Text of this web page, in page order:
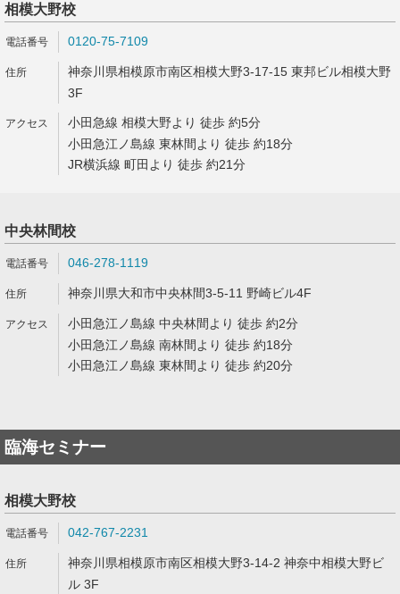
相模大野校
0120-75-7109
神奈川県相模原市南区相模大野3-17-15 東邦ビル相模大野
3F
小田急線 相模大野より 徒歩 約5分
小田急江ノ島線 東林間より 徒歩 約18分
JR横浜線 町田より 徒歩 約21分
中央林間校
046-278-1119
神奈川県大和市中央林間3-5-11 野崎ビル4F
小田急江ノ島線 中央林間より 徒歩 約2分
小田急江ノ島線 南林間より 徒歩 約18分
小田急江ノ島線 東林間より 徒歩 約20分
臨海セミナー
相模大野校
042-767-2231
神奈川県相模原市南区相模大野3-14-2 神奈中相模大野ビ
ル 3F